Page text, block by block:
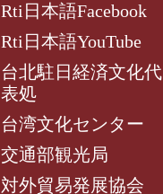
Rti日本語Facebook
Rti日本語YouTube
台北駐日経済文化代
表処
台湾文化センター
交通部観光局
対外貿易発展協会